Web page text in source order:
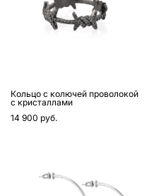
Кольцо с колючей проволокой
с кристаллами
14 900 pуб.